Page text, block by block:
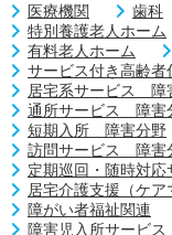
医療機関 歯科
特別養護老人ホーム
有料老人ホーム
サービス付き高齢者
居宅系サービス 障
通所サービス 障害
短期入所 障害分野
訪問サービス 障害
定期巡回・随時対応
居宅介護支援（ケア
障がい者福祉関連
障害児入所サービス